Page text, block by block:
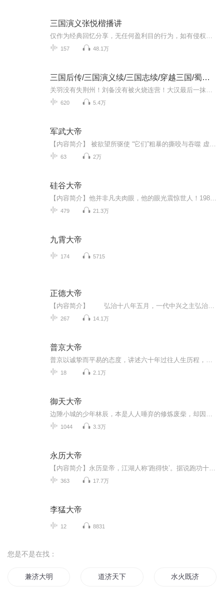
三国演义张悦楷播讲
157 48.1万
三国后传/三国演义续/三国志续/穿越三国/蜀汉后传
620 5.4万
军武大帝
63 2万
硅谷大帝
479 21.3万
九霄大帝
174 5715
正德大帝
267 14.1万
普京大帝
18 2.1万
御天大帝
1044 3.3万
永历大帝
363 17.7万
李猛大帝
12 8831
您是不是在找：
兼济大明 道济天下 水火既济